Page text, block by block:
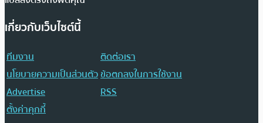
เกี่ยวกับเว็บไซต์นี้
ทีมงาน
ติดต่อเรา
นโยบายความเป็นส่วนตัวข้อตกลงในการใช้งาน
Advertise
RSS
ตั้งค่าคุกกี้